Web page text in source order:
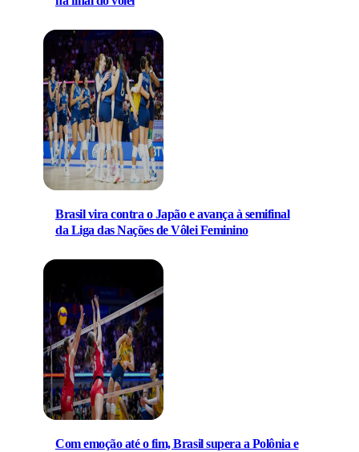
Brasil vira contra o Japão e avança à semifinal
da Liga das Nações de Vôlei Feminino
Com emoção até o fim, Brasil supera a Polônia e